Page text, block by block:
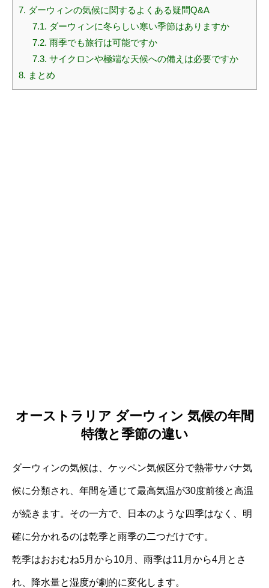
7. ダーウィンの気候に関するよくある疑問Q&A
7.1. ダーウィンに冬らしい寒い季節はありますか
7.2. 雨季でも旅行は可能ですか
7.3. サイクロンや極端な天候への備えは必要ですか
8. まとめ
オーストラリア ダーウィン 気候の年間
特徴と季節の違い
ダーウィンの気候は、ケッペン気候区分で熱帯サバナ気
候に分類され、年間を通じて最高気温が30度前後と高温
が続きます。その一方で、日本のような四季はなく、明
確に分かれるのは乾季と雨季の二つだけです。
乾季はおおむね5月から10月、雨季は11月から4月とさ
れ、降水量と湿度が劇的に変化します。